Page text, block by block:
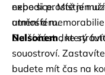
nebo si prostě jen
atmosféru.
expedice. Místní
umění a
Nelsonem , který
Další část dne
souostroví.
budete mít čas na